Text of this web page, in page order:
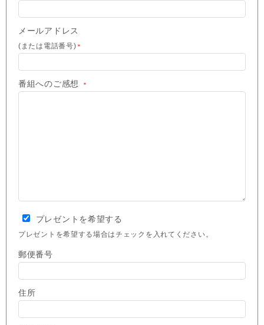
メールアドレス
(または電話番号) ＊
番組へのご感想 ＊
プレゼントを希望する
プレゼントを希望する場合はチェックを入れてください。
郵便番号
住所